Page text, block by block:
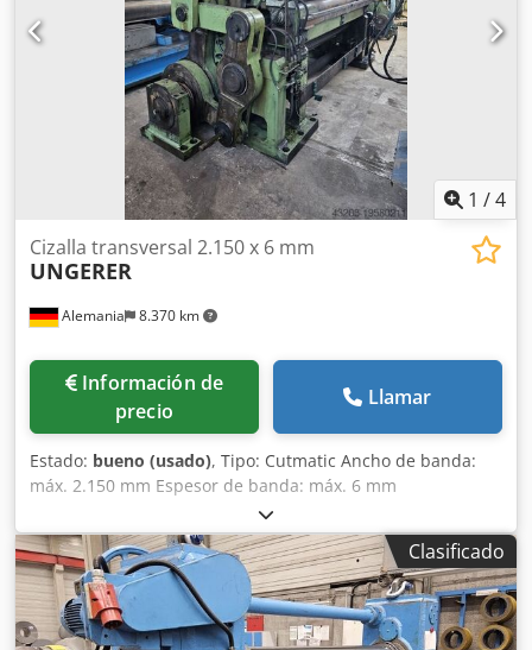
1 /4
Alemania 8.370 km
Cizalla transversal 2.150 x 6 mm
UNGERER
Información de
precio
Llamar
Estado: bueno (usado), Tipo: Cutmatic Ancho de banda:
máx. 2.150 mm Espesor de banda: máx. 6 mm
Clasificado